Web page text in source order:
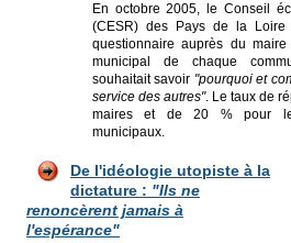
En octobre 2005, le Conseil
(CESR) des Pays de la
questionnaire auprès du
municipal de chaque
souhaitait savoir "pourquoi et
service des autres". Le taux de
maires et de 20 % pour
municipaux.
De l'idéologie utopiste à la
dictature : "Ils ne
renoncèrent jamais à
l'espérance"